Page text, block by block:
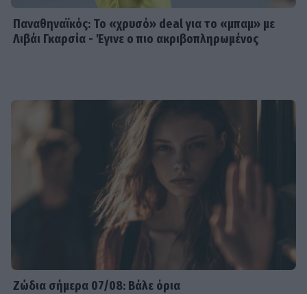
Παναθηναϊκός: Το «χρυσό» deal για το «μπαμ» με
Λιβάι Γκαρσία - Έγινε ο πιο ακριβοπληρωμένος
Ζώδια σήμερα 07/08: Βάλε όρια